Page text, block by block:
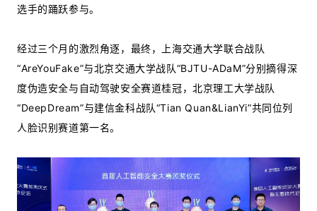
选手的踊跃参与。
经过三个月的激烈角逐，最终，上海交通大学联合战队
“AreYouFake”与北京交通大学战队“BJTU-ADaM”分别摘得深
度伪造安全与自动驾驶安全赛道桂冠，北京理工大学战队
“DeepDream”与建信金科战队“Tian Quan&LianYi”共同位列
人脸识别赛道第一名。